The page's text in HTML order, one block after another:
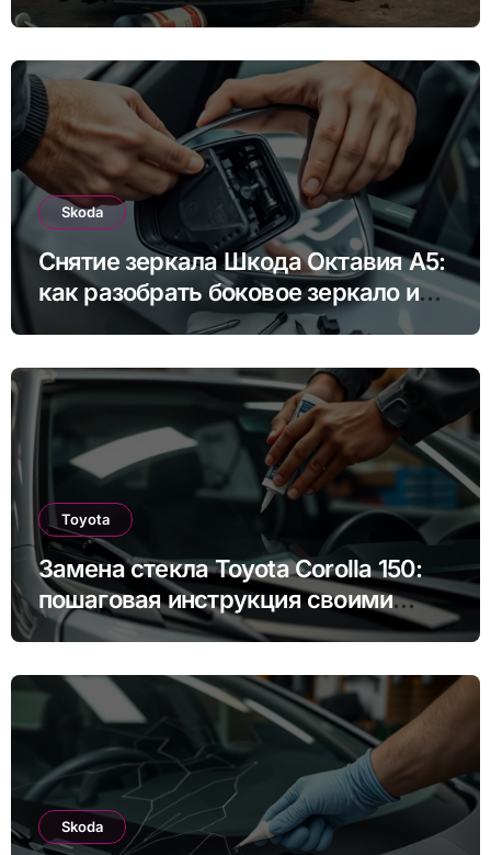
Skoda
Снятие зеркала Шкода Октавия А5:
как разобрать боковое зеркало и
снять зеркальный элемент своими
Toyota
Замена стекла Toyota Corolla 150:
пошаговая инструкция своими
руками
Skoda